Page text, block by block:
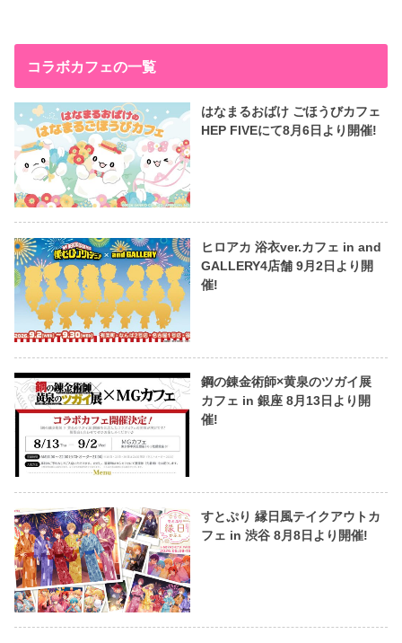
コラボカフェの一覧
はなまるおばけ ごほうびカフェ
HEP FIVEにて8月6日より開催!
ヒロアカ 浴衣ver.カフェ in and
GALLERY4店舗 9月2日より開
催!
鋼の錬金術師×黄泉のツガイ展
カフェ in 銀座 8月13日より開
催!
すとぷり 縁日風テイクアウトカ
フェ in 渋谷 8月8日より開催!